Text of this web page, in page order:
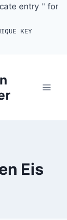
entry '' for
KEY
Eis